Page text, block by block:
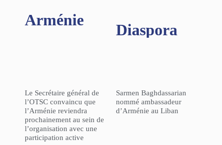
Arménie
Le Secrétaire général de
l’OTSC convaincu que
l’Arménie reviendra
prochainement au sein de
l’organisation avec une
participation active
Diaspora
Sarmen Baghdassarian
nommé ambassadeur
d’Arménie au Liban